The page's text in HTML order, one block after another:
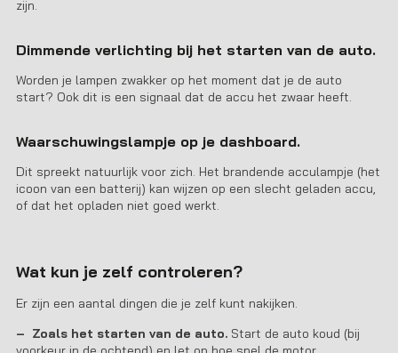
zijn.
Dimmende verlichting bij het starten van de auto.
Worden je lampen zwakker op het moment dat je de auto
start? Ook dit is een signaal dat de accu het zwaar heeft.
Waarschuwingslampje op je dashboard.
Dit spreekt natuurlijk voor zich. Het brandende acculampje (het
icoon van een batterij) kan wijzen op een slecht geladen accu,
of dat het opladen niet goed werkt.
Wat kun je zelf controleren?
Er zijn een aantal dingen die je zelf kunt nakijken.
– Zoals het starten van de auto.Start de auto koud (bij